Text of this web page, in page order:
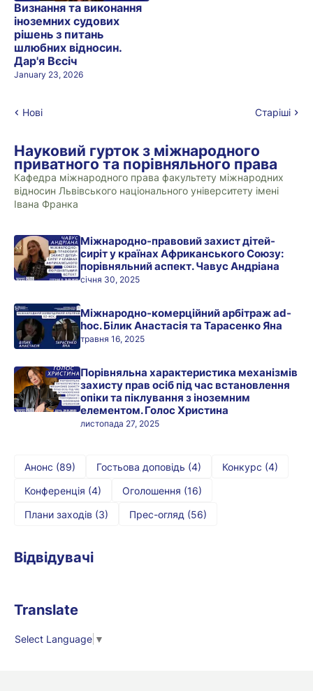
Визнання та виконання
іноземних судових
рішень з питань
шлюбних відносин.
Дар'я Вєсіч
January 23, 2026
Нові Старіші
Науковий гурток з міжнародного
приватного та порівняльного права
Кафедра міжнародного права факультету міжнародних
відносин Львівського національного університету імені
Івана Франка
Міжнародно-правовий захист дітей-
сиріт у країнах Африканського Союзу:
порівняльний аспект. Чавус Андріана
січня 30, 2025
Міжнародно-комерційний арбітраж ad-
hoc. Білик Анастасія та Тарасенко Яна
травня 16, 2025
Порівняльна характеристика механізмів
захисту прав осіб під час встановлення
опіки та піклування з іноземним
елементом. Голос Христина
листопада 27, 2025
Анонс (89) Гостьова доповідь (4) Конкурс (4)
Конференція (4) Оголошення (16)
Плани заходів (3) Прес-огляд (56)
Відвідувачі
Translate
Select Language ▼